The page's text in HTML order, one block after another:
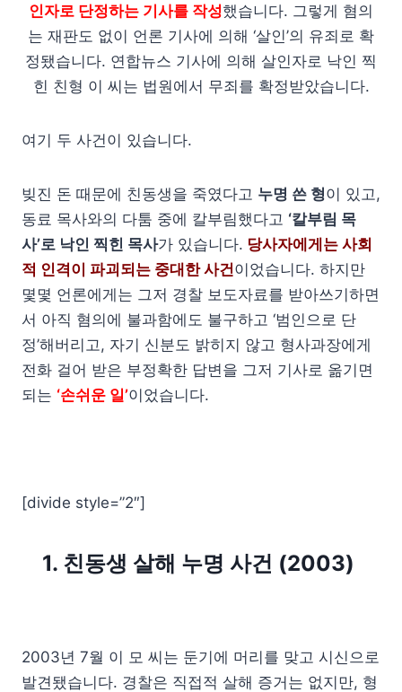
인자로 단정하는 기사를 작성했습니다. 그렇게 혐의
는 재판도 없이 언론 기사에 의해 ‘살인’의 유죄로 확
정됐습니다. 연합뉴스 기사에 의해 살인자로 낙인 찍
힌 친형 이 씨는 법원에서 무죄를 확정받았습니다.
여기 두 사건이 있습니다.
빚진 돈 때문에 친동생을 죽였다고 누명 쓴 형이 있고,
동료 목사와의 다툼 중에 칼부림했다고 ‘칼부림 목
사’로 낙인 찍힌 목사가 있습니다. 당사자에게는 사회
적 인격이 파괴되는 중대한 사건이었습니다. 하지만
몇몇 언론에게는 그저 경찰 보도자료를 받아쓰기하면
서 아직 혐의에 불과함에도 불구하고 ‘범인으로 단
정’해버리고, 자기 신분도 밝히지 않고 형사과장에게
전화 걸어 받은 부정확한 답변을 그저 기사로 옮기면
되는 ‘손쉬운 일’이었습니다.
[divide style=”2″]
1. 친동생 살해 누명 사건 (2003)
2003년 7월 이 모 씨는 둔기에 머리를 맞고 시신으로
발견됐습니다. 경찰은 직접적 살해 증거는 없지만, 형